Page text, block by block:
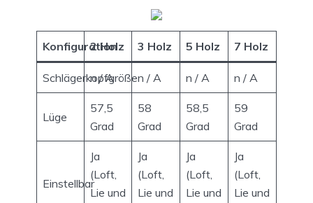
Konfiguration
2 Holz 3 Holz 5 Holz 7 Holz
Schlägerkopfgröße
n / A n / A n / A n / A
Lüge
57,5
Grad
58
Grad
58,5
Grad
59
Grad
Einstellbar
Ja
(Loft,
Lie und
Ja
(Loft,
Lie und
Ja
(Loft,
Lie und
Ja
(Loft,
Lie und